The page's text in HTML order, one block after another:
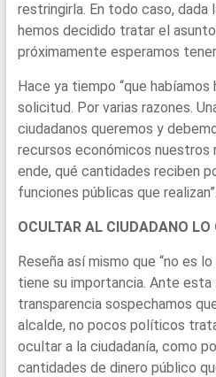
restringirla. En todo caso, dada
hemos decidido tratar el
próximamente esperamos
Hace ya tiempo “que
solicitud. Por varias razones.
ciudadanos queremos y
recursos económicos nuestros
ende, qué cantidades reciben
funciones públicas que realizan”.
OCULTAR AL CIUDADANO LO
Reseña así mismo que “no es
tiene su importancia. Ante
transparencia sospechamos
alcalde, no pocos políticos
ocultar a la ciudadanía, como
cantidades de dinero público